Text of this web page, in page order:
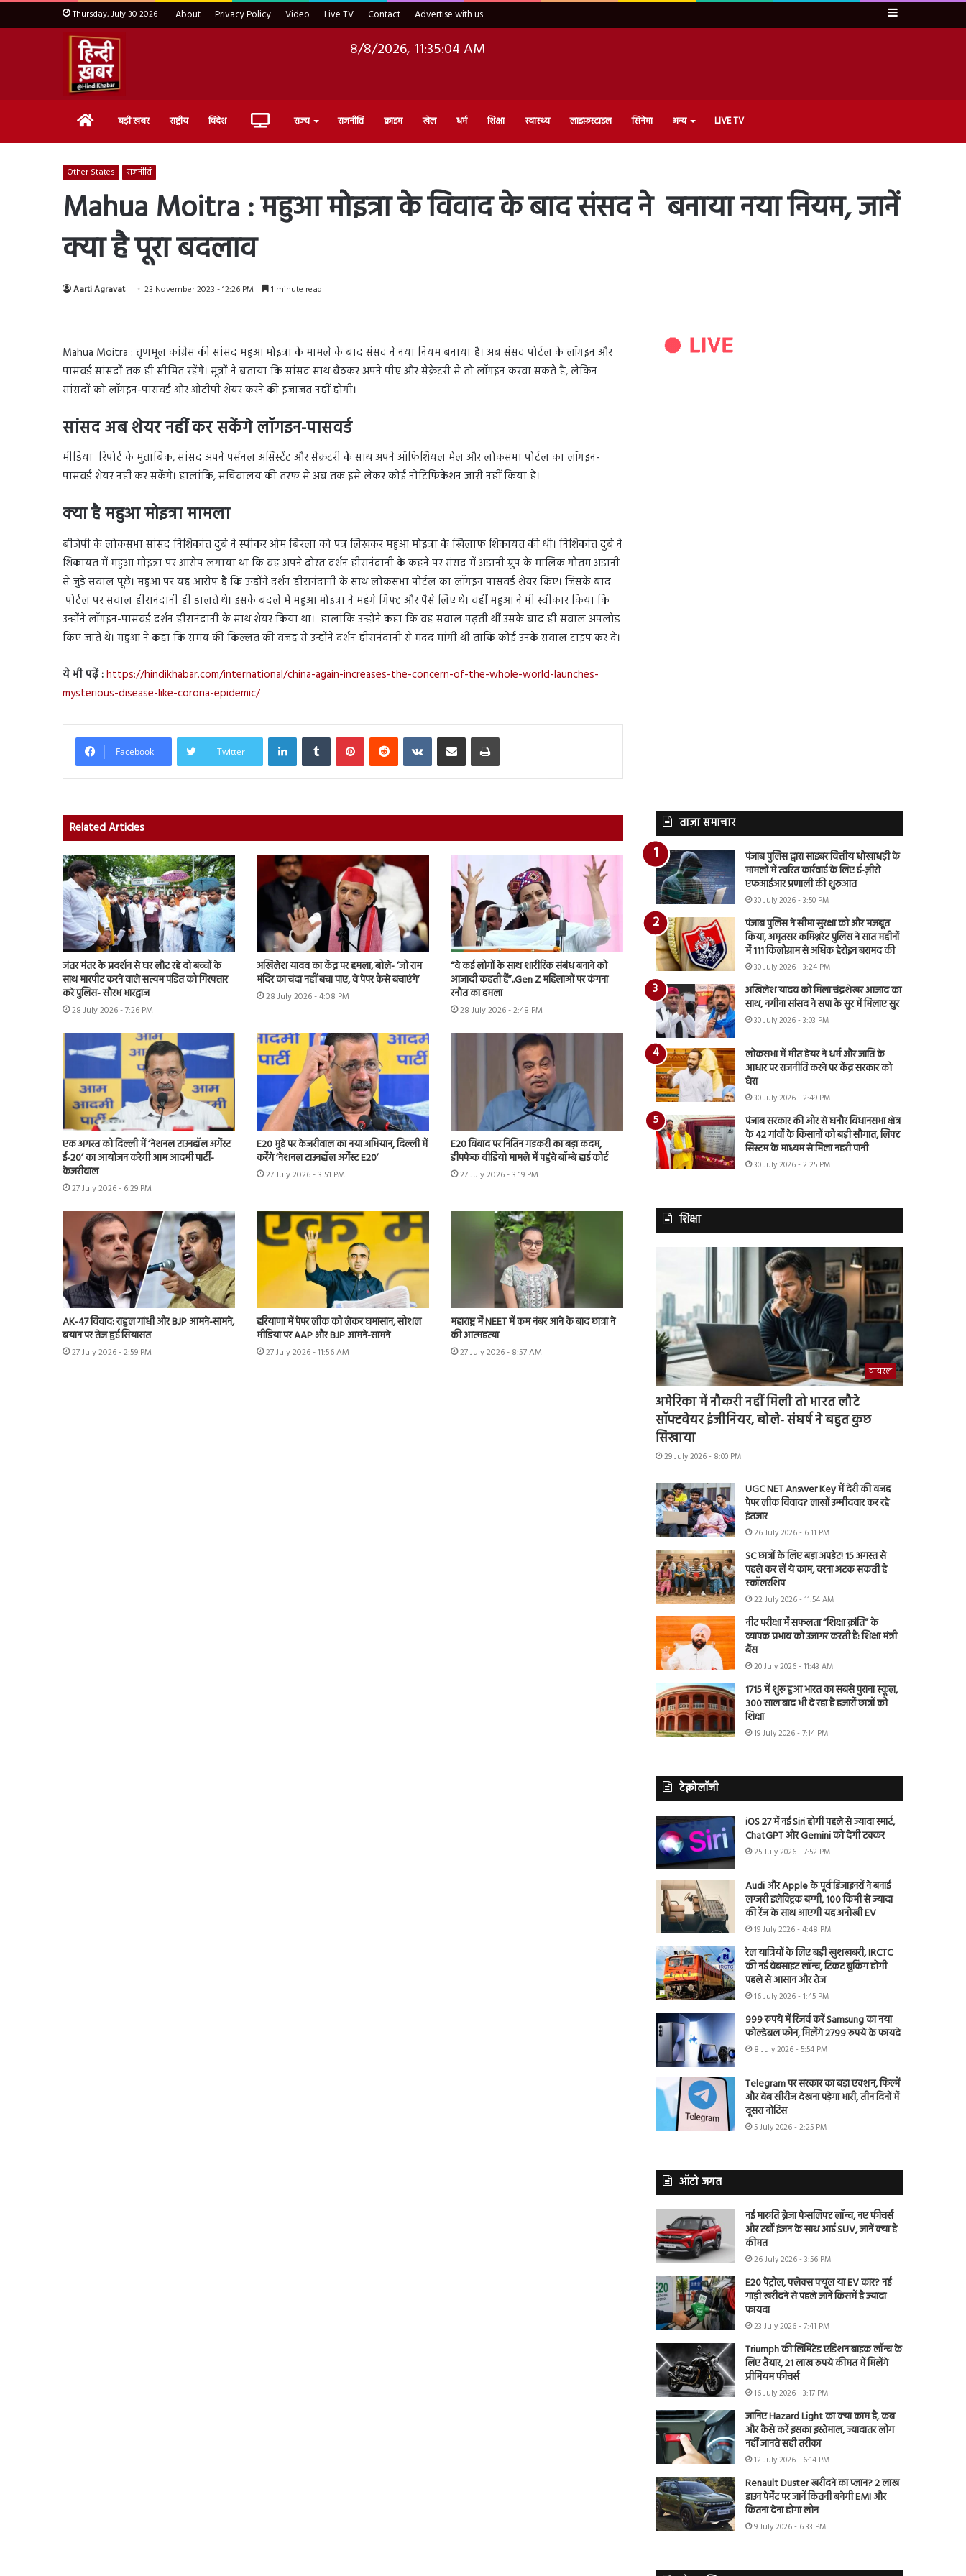
Thursday, July 30 2026 About Privacy Policy Video Live TV Contact Advertise with us Sidebar
8/8/2026, 11:35:05 AM
Home बड़ी ख़बर राष्ट्रीय विदेश Live राज्य राजनीति क्राइम खेल धर्म शिक्षा स्वास्थ्य लाइफ़स्टाइल सिनेमा अन्य LIVE TV
Other States राजनीति
Mahua Moitra : महुआ मोइत्रा के विवाद के बाद संसद ने बनाया नया नियम, जानें
क्या है पूरा बदलाव
Aarti Agravat 23 November 2023 - 12:26 PM 1 minute read
Mahua Moitra : तृणमूल कांग्रेस की सांसद महुआ मोइत्रा के मामले के बाद संसद ने नया नियम बनाया है। अब संसद पोर्टल के लॉगइन और
पासवर्ड सांसदों तक ही सीमित रहेंगे। सूत्रों ने बताया कि सांसद साथ बैठकर अपने पीए और सेक्रेटरी से तो लॉगइन करवा सकते हैं, लेकिन
सांसदों को लॉगइन-पासवर्ड और ओटीपी शेयर करने की इजाजत नहीं होगी।
सांसद अब शेयर नहीं कर सकेंगे लॉगइन-पासवर्ड
मीडिया रिपोर्ट के मुताबिक, सांसद अपने पर्सनल असिस्टेंट और सेक्रटरी के साथ अपने ऑफिशियल मेल और लोकसभा पोर्टल का लॉगइन-
पासवर्ड शेयर नहीं कर सकेंगे। हालांकि, सचिवालय की तरफ से अब तक इसे लेकर कोई नोटिफिकेशन जारी नहीं किया है।
क्या है महुआ मोइत्रा मामला
बीजेपी के लोकसभा सांसद निशिकांत दुबे ने स्पीकर ओम बिरला को पत्र लिखकर महुआ मोइत्रा के खिलाफ शिकायत की थी। निशिकांत दुबे ने
शिकायत में महुआ मोइत्रा पर आरोप लगाया था कि वह अपने दोस्त दर्शन हीरानंदानी के कहने पर संसद में अडानी ग्रुप के मालिक गौतम अडानी
से जुड़े सवाल पूछे। महुआ पर यह आरोप है कि उन्होंने दर्शन हीरानंदानी के साथ लोकसभा पोर्टल का लॉगइन पासवर्ड शेयर किए। जिसके बाद
पोर्टल पर सवाल हीरानंदानी ही डालते थे। इसके बदले में महुआ मोइत्रा ने महंगे गिफ्ट और पैसे लिए थे। वहीं महुआ ने भी स्वीकार किया कि
उन्होंने लॉगइन-पासवर्ड दर्शन हीरानंदानी के साथ शेयर किया था। हालांकि उन्होंने कहा कि वह सवाल पढ़ती थीं उसके बाद ही सवाल अपलोड
किए जाते थे। महुआ ने कहा कि समय की किल्लत की वजह से उन्होंने दर्शन हीरानंदानी से मदद मांगी थी ताकि कोई उनके सवाल टाइप कर दे।
ये भी पढ़ें :https://hindikhabar.com/international/china-again-increases-the-concern-of-the-whole-world-launches-
mysterious-disease-like-corona-epidemic/
Facebook Twitter
LinkedInTumblr PinterestReddit VKontakteShare via Email Print
Related Articles
जंतर मंतर के प्रदर्शन से घर लौट रहे दो बच्चों के
साथ मारपीट करने वाले सत्यम पंडित को गिरफ्तार
करे पुलिस- सौरभ भारद्वाज
28 July 2026 - 7:26 PM
अखिलेश यादव का केंद्र पर हमला, बोले- ‘जो राम
मंदिर का चंदा नहीं बचा पाए, वे पेपर कैसे बचाएंगे’
28 July 2026 - 4:08 PM
“वे कई लोगों के साथ शारीरिक संबंध बनाने को
आजादी कहती हैं”..Gen Z महिलाओं पर कंगना
रनौत का हमला
28 July 2026 - 2:48 PM
एक अगस्त को दिल्ली में ‘नेशनल टाउनहॉल अगेंस्ट
ई-20’ का आयोजन करेगी आम आदमी पार्टी-
केजरीवाल
27 July 2026 - 6:29 PM
E20 मुद्दे पर केजरीवाल का नया अभियान, दिल्ली में
करेंगे ‘नेशनल टाउनहॉल अगेंस्ट E20’
27 July 2026 - 3:51 PM
E20 विवाद पर नितिन गडकरी का बड़ा कदम,
डीपफेक वीडियो मामले में पहुंचे बॉम्बे हाई कोर्ट
27 July 2026 - 3:19 PM
AK-47 विवाद: राहुल गांधी और BJP आमने-सामने,
बयान पर तेज हुई सियासत
27 July 2026 - 2:59 PM
हरियाणा में पेपर लीक को लेकर घमासान, सोशल
मीडिया पर AAP और BJP आमने-सामने
27 July 2026 - 11:56 AM
महाराष्ट्र में NEET में कम नंबर आने के बाद छात्रा ने
की आत्महत्या
27 July 2026 - 8:57 AM
ताज़ा समाचार
पंजाब पुलिस द्वारा साइबर वित्तीय धोखाधड़ी के
मामलों में त्वरित कार्रवाई के लिए ई-ज़ीरो
एफआईआर प्रणाली की शुरुआत
30 July 2026 - 3:50 PM
पंजाब पुलिस ने सीमा सुरक्षा को और मजबूत
किया, अमृतसर कमिश्नरेट पुलिस ने सात महीनों
में 111 किलोग्राम से अधिक हेरोइन बरामद की
30 July 2026 - 3:24 PM
अखिलेश यादव को मिला चंद्रशेखर आजाद का
साथ, नगीना सांसद ने सपा के सुर में मिलाए सुर
30 July 2026 - 3:03 PM
लोकसभा में मीत हेयर ने धर्म और जाति के
आधार पर राजनीति करने पर केंद्र सरकार को
घेरा
30 July 2026 - 2:49 PM
पंजाब सरकार की ओर से घनौर विधानसभा क्षेत्र
के 42 गांवों के किसानों को बड़ी सौगात, लिफ्ट
सिस्टम के माध्यम से मिला नहरी पानी
30 July 2026 - 2:25 PM
शिक्षा
वायरल
अमेरिका में नौकरी नहीं मिली तो भारत लौटे
सॉफ्टवेयर इंजीनियर, बोले- संघर्ष ने बहुत कुछ
सिखाया
29 July 2026 - 8:00 PM
UGC NET Answer Key में देरी की वजह
पेपर लीक विवाद? लाखों उम्मीदवार कर रहे
इंतजार
26 July 2026 - 6:11 PM
SC छात्रों के लिए बड़ा अपडेट! 15 अगस्त से
पहले कर लें ये काम, वरना अटक सकती है
स्कॉलरशिप
22 July 2026 - 11:54 AM
नीट परीक्षा में सफलता “शिक्षा क्रांति” के
व्यापक प्रभाव को उजागर करती है: शिक्षा मंत्री
बैंस
20 July 2026 - 11:43 AM
1715 में शुरू हुआ भारत का सबसे पुराना स्कूल,
300 साल बाद भी दे रहा है हजारों छात्रों को
शिक्षा
19 July 2026 - 7:14 PM
टेक्नोलॉजी
iOS 27 में नई Siri होगी पहले से ज्यादा स्मार्ट,
ChatGPT और Gemini को देगी टक्कर
25 July 2026 - 7:52 PM
Audi और Apple के पूर्व डिजाइनरों ने बनाई
लग्जरी इलेक्ट्रिक बग्गी, 100 किमी से ज्यादा
की रेंज के साथ आएगी यह अनोखी EV
19 July 2026 - 4:48 PM
रेल यात्रियों के लिए बड़ी खुशखबरी, IRCTC
की नई वेबसाइट लॉन्च, टिकट बुकिंग होगी
पहले से आसान और तेज
16 July 2026 - 1:45 PM
999 रुपये में रिजर्व करें Samsung का नया
फोल्डेबल फोन, मिलेंगे 2799 रुपये के फायदे
8 July 2026 - 5:54 PM
Telegram पर सरकार का बड़ा एक्शन, फिल्में
और वेब सीरीज देखना पड़ेगा भारी, तीन दिनों में
दूसरा नोटिस
5 July 2026 - 2:25 PM
ऑटो जगत
नई मारुति ब्रेजा फेसलिफ्ट लॉन्च, नए फीचर्स
और टर्बो इंजन के साथ आई SUV, जानें क्या है
कीमत
26 July 2026 - 3:56 PM
E20 पेट्रोल, फ्लेक्स फ्यूल या EV कार? नई
गाड़ी खरीदने से पहले जानें किसमें है ज्यादा
फायदा
23 July 2026 - 7:41 PM
Triumph की लिमिटेड एडिशन बाइक लॉन्च के
लिए तैयार, 21 लाख रुपये कीमत में मिलेंगे
प्रीमियम फीचर्स
16 July 2026 - 3:17 PM
जानिए Hazard Light का क्या काम है, कब
और कैसे करें इसका इस्तेमाल, ज्यादातर लोग
नहीं जानते सही तरीका
12 July 2026 - 6:14 PM
Renault Duster खरीदने का प्लान? 2 लाख
डाउन पेमेंट पर जानें कितनी बनेगी EMI और
कितना देना होगा लोन
9 July 2026 - 6:33 PM